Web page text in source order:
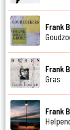
Frank
Frank
Gras
Frank